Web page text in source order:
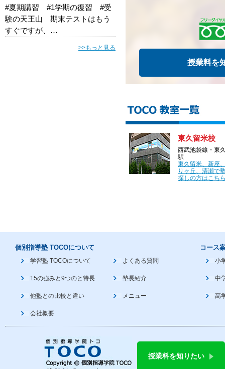
授業料を
東久留米校
西武池袋線・東
駅
東久留米、新座
りヶ丘、清瀬で
探しの方はこち
#夏期講習 #1学期の復習 #受
験の天王山 期末テストはもう
すぐですが、…
>>もっと見る
個別指導塾 TOCOについて
学習塾 TOCOについて
15の強みと9つのと特長
他塾との比較と違い
会社概要
よくある質問
塾長紹介
メニュー
コース
小
中
高
授業料を知りたい